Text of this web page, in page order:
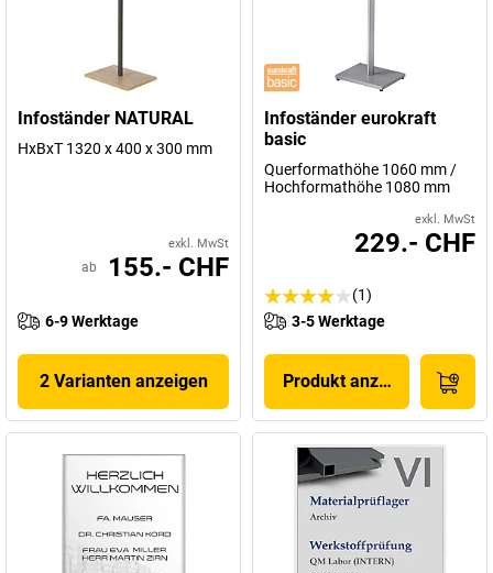
Infoständer NATURAL
HxBxT 1320 x 400 x 300 mm
exkl. MwSt
ab 155.- CHF
6-9 Werktage
2 Varianten anzeigen
Infoständer eurokraft
basic
Querformathöhe 1060 mm /
Hochformathöhe 1080 mm
exkl. MwSt
229.- CHF
(1)
3-5 Werktage
Produkt anzeigen